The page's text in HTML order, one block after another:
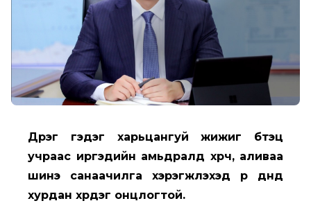
Дүүрэг гэдэг харьцангуй жижиг бүтэц
учраас иргэдийн амьдралд хүрч, аливаа
шинэ санаачилга хэрэгжүүлэхэд үр дүнд
хурдан хүрдэг онцлогтой.